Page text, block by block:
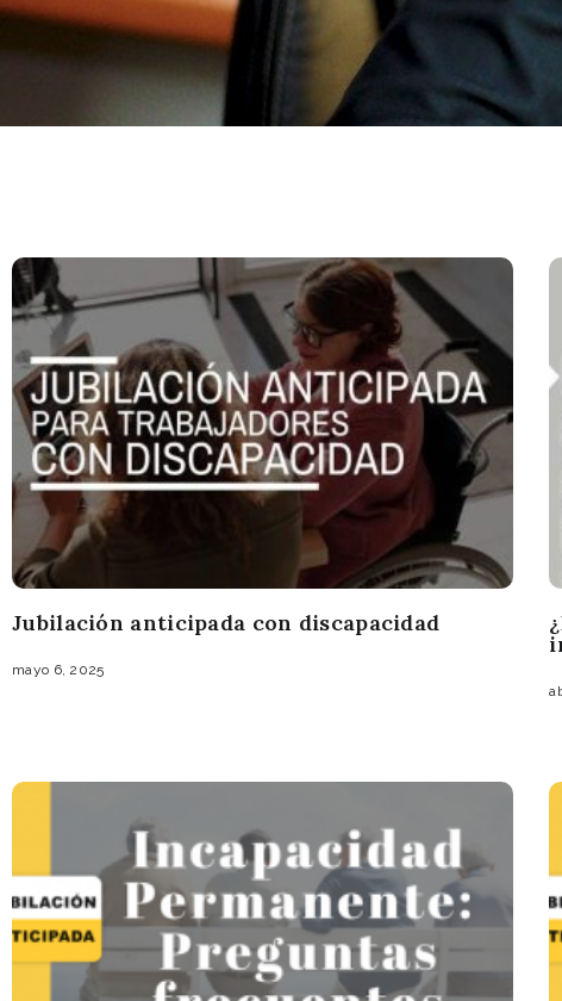
Jubilación anticipada con discapacidad
mayo 6, 2025